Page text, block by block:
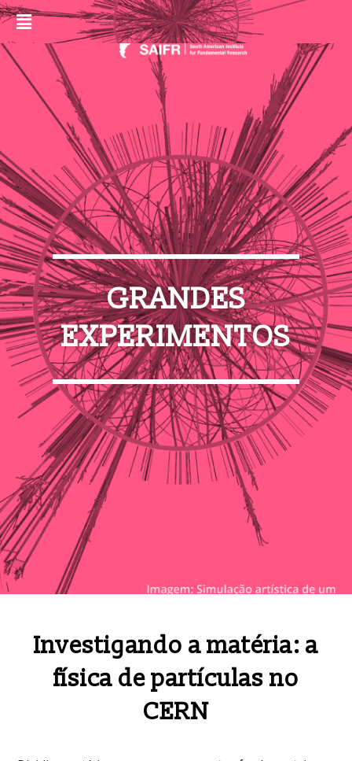
GRANDES
EXPERIMENTOS
Investigando a matéria: a
física de partículas no
CERN